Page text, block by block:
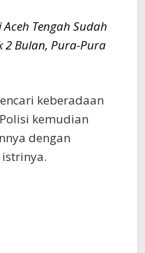
Tengah Sudah
2 Bulan, Pura-Pura
keberadaan
kemudian
dengan